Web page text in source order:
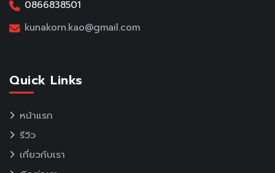
0866838501
kunakorn.kao@gmail.com
Quick Links
หน้าแรก
รีวิว
เกี่ยวกับเรา